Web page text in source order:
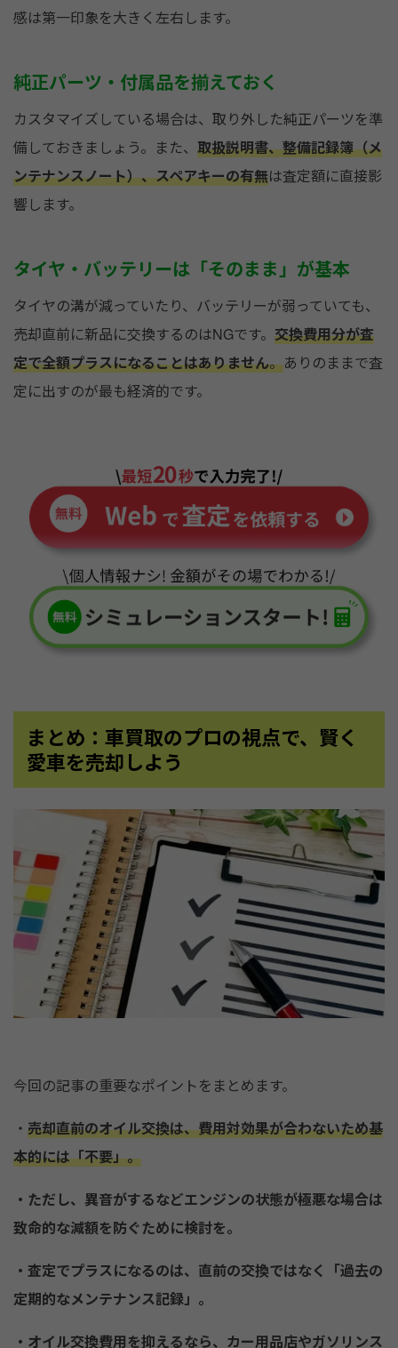
感は第一印象を大きく左右します。
純正パーツ・付属品を揃えておく
カスタマイズしている場合は、取り外した純正パーツを準
備しておきましょう。また、 取扱説明書、整備記録簿（メ
ンテナンスノート）、スペアキーの有無は査定額に直接影
響します。
タイヤ・バッテリーは「そのまま」が基本
タイヤの溝が減っていたり、バッテリーが弱っていても、
売却直前に新品に交換するのはNGです。 交換費用分が査
定で全額プラスになることはありません。ありのままで査
定に出すのが最も経済的です。
まとめ：車買取のプロの視点で、賢く
愛車を売却しよう
今回の記事の重要なポイントをまとめます。
・ 売却直前のオイル交換は、費用対効果が合わないため基
本的には「不要」。
・ただし、異音がするなどエンジンの状態が極悪な場合は
致命的な減額を防ぐために検討を。
・査定でプラスになるのは、直前の交換ではなく「過去の
定期的なメンテナンス記録」。
・オイル交換費用を抑えるなら、カー用品店やガソリンス